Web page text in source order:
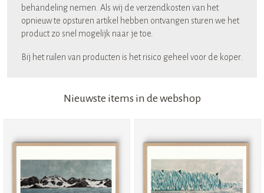
behandeling nemen. Als wij de verzendkosten van het
opnieuw te opsturen artikel hebben ontvangen sturen we het
product zo snel mogelijk naar je toe.
Bij het ruilen van producten is het risico geheel voor de koper.
Nieuwste items in de webshop